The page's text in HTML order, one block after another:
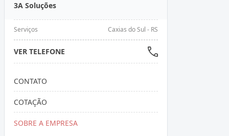
3A Soluções
Serviços Caxias do Sul - RS
VER TELEFONE
CONTATO
COTAÇÃO
SOBRE A EMPRESA